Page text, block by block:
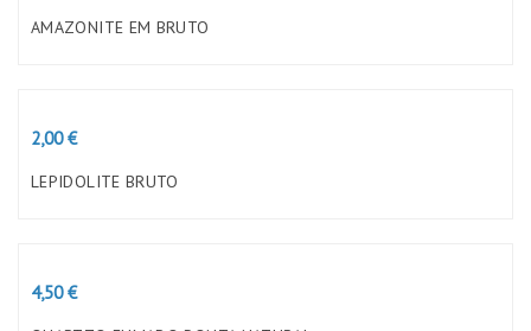
AMAZONITE EM BRUTO
Preço
2,00 €
LEPIDOLITE BRUTO
Preço
4,50 €